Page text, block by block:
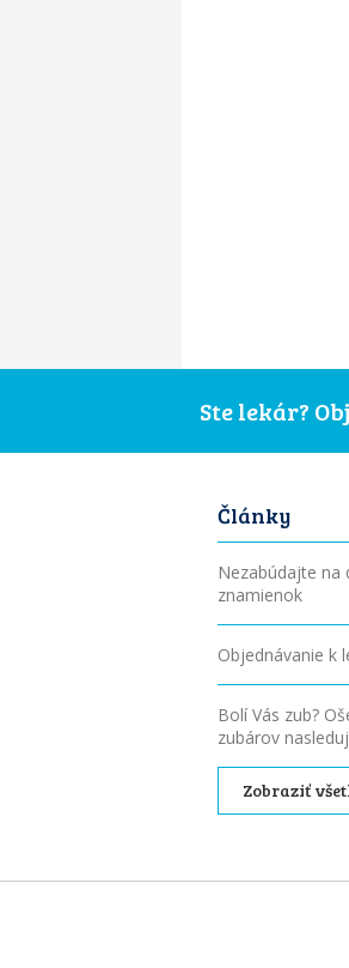
Ste lekár?
Články
Nezabúdajte na
znamienok
Objednávanie k
Bolí Vás zub?
zubárov
Zobraziť